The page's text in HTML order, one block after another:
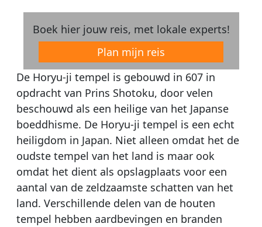
Boek hier jouw reis, met lokale experts!
Plan mijn reis
De Horyu-ji tempel is gebouwd in 607 in
opdracht van Prins Shotoku, door velen
beschouwd als een heilige van het Japanse
boeddhisme. De Horyu-ji tempel is een echt
heiligdom in Japan. Niet alleen omdat het de
oudste tempel van het land is maar ook
omdat het dient als opslagplaats voor een
aantal van de zeldzaamste schatten van het
land. Verschillende delen van de houten
tempel hebben aardbevingen en branden